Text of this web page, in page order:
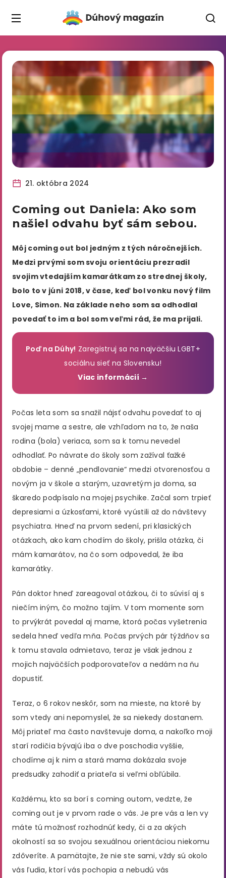
21. októbra 2024
Coming out Daniela: Ako som
našiel odvahu byť sám sebou.
Môj coming out bol jedným z tých náročnejších.
Medzi prvými som svoju orientáciu prezradil
svojim vtedajším kamarátkam zo strednej školy,
bolo to v júni 2018, v čase, keď bol vonku nový film
Love, Simon. Na základe neho som sa odhodlal
povedať to im a bol som veľmi rád, že ma prijali.
Poď na Dúhy! Zaregistruj sa na najväčšiu LGBT+
sociálnu sieť na Slovensku!
Viac informácií →
Počas leta som sa snažil nájsť odvahu povedať to aj
svojej mame a sestre, ale vzhľadom na to, že naša
rodina (bola) veriaca, som sa k tomu nevedel
odhodlať. Po návrate do školy som zažíval ťažké
obdobie – denné „pendlovanie“ medzi otvorenosťou a
novým ja v škole a starým, uzavretým ja doma, sa
škaredo podpísalo na mojej psychike. Začal som trpieť
depresiami a úzkosťami, ktoré vyústili až do návštevy
psychiatra. Hneď na prvom sedení, pri klasických
otázkach, ako kam chodím do školy, prišla otázka, či
mám kamarátov, na čo som odpovedal, že iba
kamarátky.
Pán doktor hneď zareagoval otázkou, či to súvisí aj s
niečím iným, čo možno tajím. V tom momente som
to prvýkrát povedal aj mame, ktorá počas vyšetrenia
sedela hneď vedľa mňa. Počas prvých pár týždňov sa
k tomu stavala odmietavo, teraz je však jednou z
mojich najväčších podporovateľov a nedám na ňu
dopustiť.
Teraz, o 6 rokov neskôr, som na mieste, na ktoré by
som vtedy ani nepomyslel, že sa niekedy dostanem.
Môj priateľ ma často navštevuje doma, a nakoľko moji
starí rodičia bývajú iba o dve poschodia vyššie,
chodíme aj k nim a stará mama dokázala svoje
predsudky zahodiť a priateľa si veľmi obľúbila.
Každému, kto sa borí s coming outom, vedzte, že
coming out je v prvom rade o vás. Je pre vás a len vy
máte tú možnosť rozhodnúť kedy, či a za akých
okolností sa so svojou sexuálnou orientáciou niekomu
zdôveríte. A pamätajte, že nie ste sami, vždy sú okolo
vás ľudia, ktorí vás pochopia a nebudú vás